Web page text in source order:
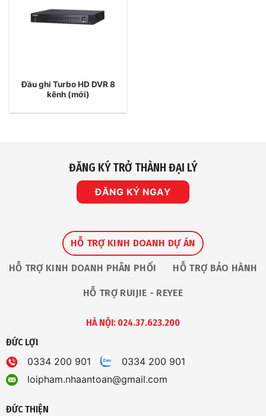
Đầu ghi Turbo HD DVR 8
kênh (mới)
ĐĂNG KÝ TRỞ THÀNH ĐẠI LÝ
ĐĂNG KÝ NGAY
HỖ TRỢ KINH DOANH DỰ ÁN
HỖ TRỢ KINH DOANH PHÂN PHỐI HỖ TRỢ BẢO HÀNH
HỖ TRỢ RUIJIE - REYEE
HÀ NỘI: 024.37.623.200
ĐỨC LỢI
0334 200 901
0334 200 901
loipham.nhaantoan@gmail.com
ĐỨC THIỆN